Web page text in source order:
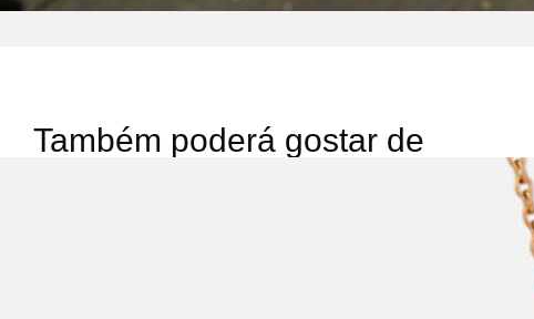
Também poderá gostar de